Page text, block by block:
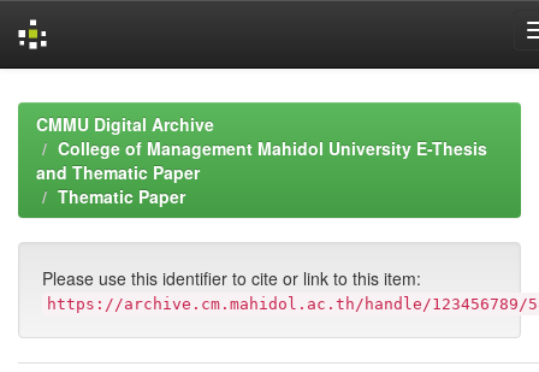
navigationCMMU Digital Archive
College of Management Mahidol University E-Thesis
and Thematic Paper
Thematic Paper
Please use this identifier to cite or link to this item:
https://archive.cm.mahidol.ac.th/handle/123456789/